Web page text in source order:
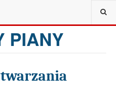
PIANY